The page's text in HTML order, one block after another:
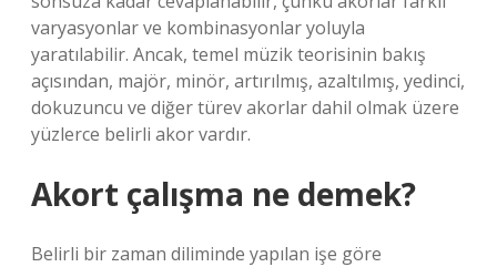
varyasyonlar ve kombinasyonlar yoluyla
yaratılabilir. Ancak, temel müzik teorisinin bakış
açısından, majör, minör, artırılmış, azaltılmış, yedinci,
dokuzuncu ve diğer türev akorlar dahil olmak üzere
yüzlerce belirli akor vardır.
Akort çalışma ne demek?
Belirli bir zaman diliminde yapılan işe göre